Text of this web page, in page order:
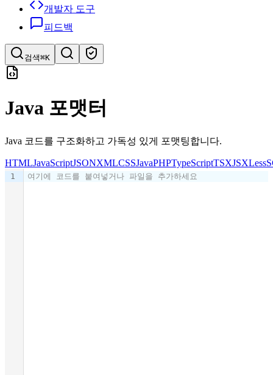
개발자 도구
피드백
검색⌘K
빠르게 도구 검색
Java 포맷터
Java 코드를 구조화하고 가독성 있게 포맷팅합니다.
HTMLJavaScriptJSONXMLCSSJavaPHPTypeScriptTSXJSXLess
1 여기에 코드를 붙여넣거나 파일을 추가하세요